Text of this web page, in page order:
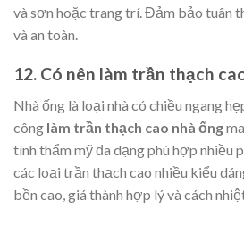
và sơn hoặc trang trí. Đảm bảo tuân
và an toàn.
12. Có nên làm trần thạch
Nhà ống là loại nhà có chiều ngang
công làm trần thạch cao nhà ống
tính thẩm mỹ đa dạng phù hợp nhiều
các loại trần thạch cao nhiều kiểu
bền cao, giá thành hợp lý và cách